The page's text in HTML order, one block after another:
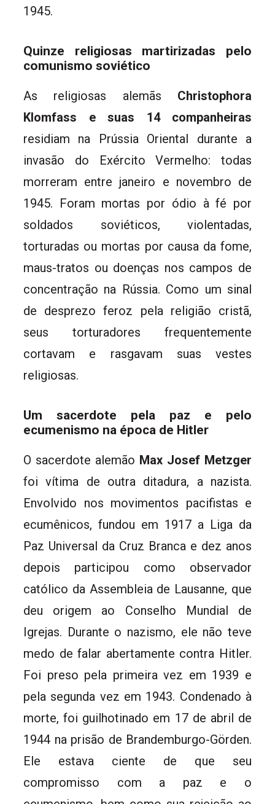
1945.
Quinze religiosas martirizadas pelo
comunismo soviético
As religiosas alemãs Christophora
Klomfass e suas 14 companheiras
residiam na Prússia Oriental durante a
invasão do Exército Vermelho: todas
morreram entre janeiro e novembro de
1945. Foram mortas por ódio à fé por
soldados soviéticos, violentadas,
torturadas ou mortas por causa da fome,
maus-tratos ou doenças nos campos de
concentração na Rússia. Como um sinal
de desprezo feroz pela religião cristã,
seus torturadores frequentemente
cortavam e rasgavam suas vestes
religiosas.
Um sacerdote pela paz e pelo
ecumenismo na época de Hitler
O sacerdote alemão Max Josef Metzger
foi vítima de outra ditadura, a nazista.
Envolvido nos movimentos pacifistas e
ecumênicos, fundou em 1917 a Liga da
Paz Universal da Cruz Branca e dez anos
depois participou como observador
católico da Assembleia de Lausanne, que
deu origem ao Conselho Mundial de
Igrejas. Durante o nazismo, ele não teve
medo de falar abertamente contra Hitler.
Foi preso pela primeira vez em 1939 e
pela segunda vez em 1943. Condenado à
morte, foi guilhotinado em 17 de abril de
1944 na prisão de Brandemburgo-Görden.
Ele estava ciente de que seu
compromisso com a paz e o